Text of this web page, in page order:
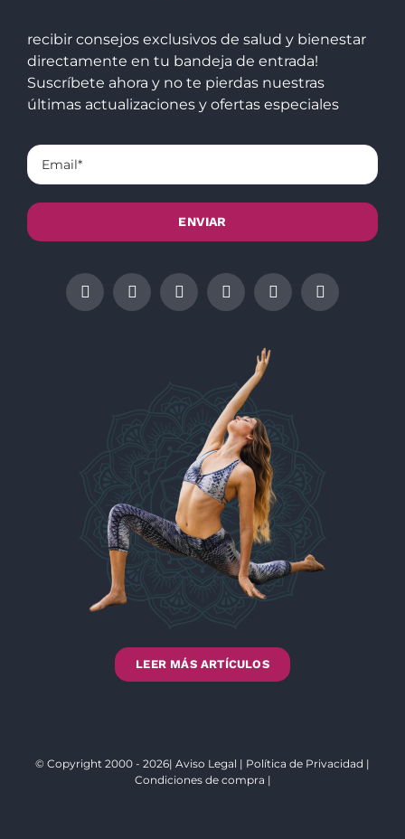
recibir consejos exclusivos de salud y bienestar
directamente en tu bandeja de entrada!
Suscríbete ahora y no te pierdas nuestras
últimas actualizaciones y ofertas especiales
LEER MÁS ARTÍCULOS
© Copyright 2000 - 2026| Aviso Legal | Política de Privacidad |
Condiciones de compra |